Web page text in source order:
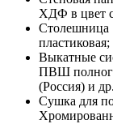
ХДФ в цвет
Столешница
Выкатные
ПВШ
(Россия) и др.
Сушка для